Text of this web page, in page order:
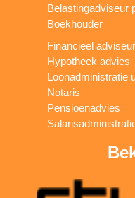
Belastingadviseur
Boekhouder
Financieel adviseur
Hypotheek advies
Loonadministratie
Notaris
Pensioenadvies